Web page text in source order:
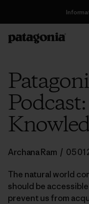
Archana Ram / 05 01
The natural world
should be
prevent us from